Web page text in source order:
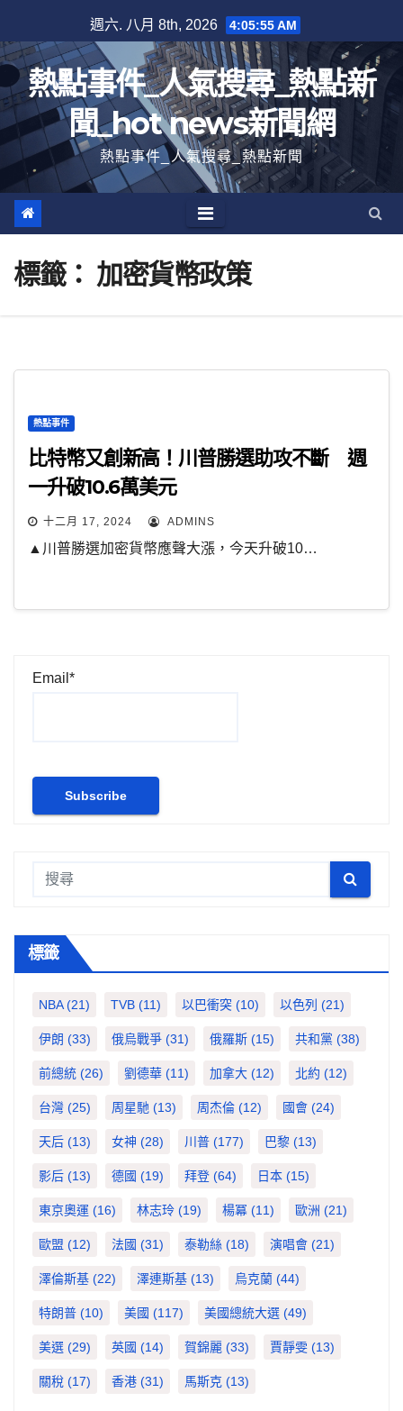
至
內
容
週六. 八月 8th, 2026 4:05:55 AM
熱點事件_人氣搜尋_熱點新
聞_hot news新聞網
熱點事件_人氣搜尋_熱點新聞
標籤： 加密貨幣政策
熱點事件
比特幣又創新高！川普勝選助攻不斷 週
一升破10.6萬美元
十二月 17, 2024 ADMINS
▲川普勝選加密貨幣應聲大漲，今天升破10…
Email*
標籤
NBA(21) TVB (11) 以巴衝突 (10) 以色列 (21)
伊朗 (33) 俄烏戰爭 (31) 俄羅斯 (15) 共和黨 (38)
前總統 (26) 劉德華 (11) 加拿大 (12) 北約 (12)
台灣 (25) 周星馳 (13) 周杰倫 (12) 國會 (24)
天后 (13) 女神 (28) 川普 (177) 巴黎 (13)
影后 (13) 德國 (19) 拜登 (64) 日本 (15)
東京奧運 (16) 林志玲 (19) 楊冪 (11) 歐洲 (21)
歐盟 (12) 法國 (31) 泰勒絲 (18) 演唱會 (21)
澤倫斯基 (22) 澤連斯基 (13) 烏克蘭 (44)
特朗普 (10) 美國 (117) 美國總統大選 (49)
美選 (29) 英國 (14) 賀錦麗 (33) 賈靜雯 (13)
關稅 (17) 香港 (31) 馬斯克 (13)